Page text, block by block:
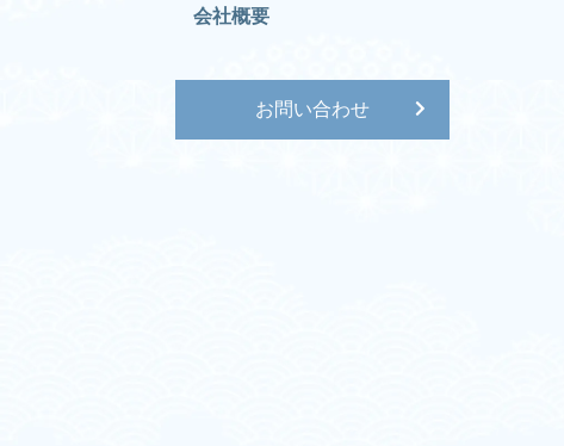
会社概要
お問い合わせ